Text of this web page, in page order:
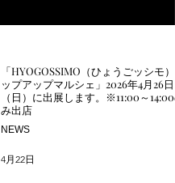
「HYOGOSSIMO（ひょうごッシモ）
ップアップマルシェ」2026年4月26日
（日）に出展します。※11:00～14:00
み出店
NEWS
4月22日